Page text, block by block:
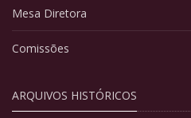
Mesa Diretora
Comissões
ARQUIVOS HISTÓRICOS